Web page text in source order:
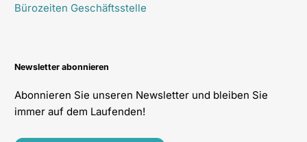
Bürozeiten Geschäftsstelle
Newsletter abonnieren
Abonnieren Sie unseren Newsletter und bleiben Sie
immer auf dem Laufenden!